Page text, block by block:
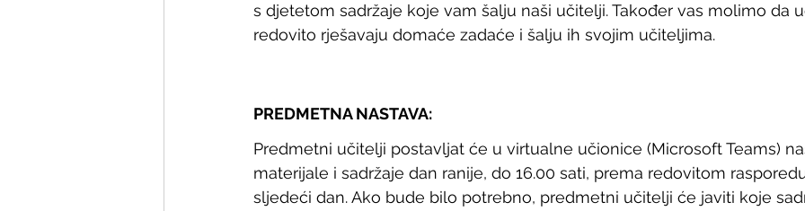
s djetetom sadržaje koje vam šalju naši učitelji. Također vas molimo da
redovito rješavaju domaće zadaće i šalju ih svojim učiteljima.
PREDMETNA NASTAVA:
Predmetni učitelji postavljat će u virtualne učionice (Microsoft Teams)
materijale i sadržaje dan ranije, do 16.00 sati, prema redovitom
sljedeći dan. Ako bude bilo potrebno, predmetni učitelji će javiti koje